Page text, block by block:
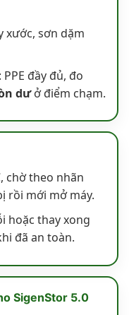
xước, sơn dặm
đầy đủ, đo
dưở điểm chạm.
chờ theo nhãn
rồi mới mở máy.
hoặc thay xong
đã an toàn.
SigenStor 5.0